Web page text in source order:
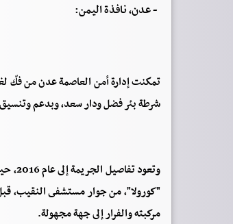
-عدن، نافذة اليمن:
تمكنت إدارة أمن العاصمة عدن من فكّ
شرطة بئر فضل ودار سعد، وبدعم
"كورولا"، من جوار مستشفى النقيب،
مركبته والفرار إلى جهة مجهولة.